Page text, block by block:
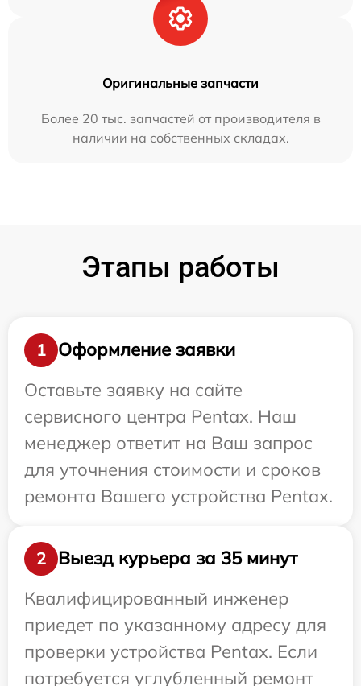
Оригинальные запчасти
Более 20 тыс. запчастей от производителя в
наличии на собственных складах.
Этапы работы
1
Оформление заявки
Оставьте заявку на сайте
сервисного центра Pentax. Наш
менеджер ответит на Ваш запрос
для уточнения стоимости и сроков
ремонта Вашего устройства Pentax.
2
Выезд курьера за 35 минут
Квалифицированный инженер
приедет по указанному адресу для
проверки устройства Pentax. Если
потребуется углубленный ремонт